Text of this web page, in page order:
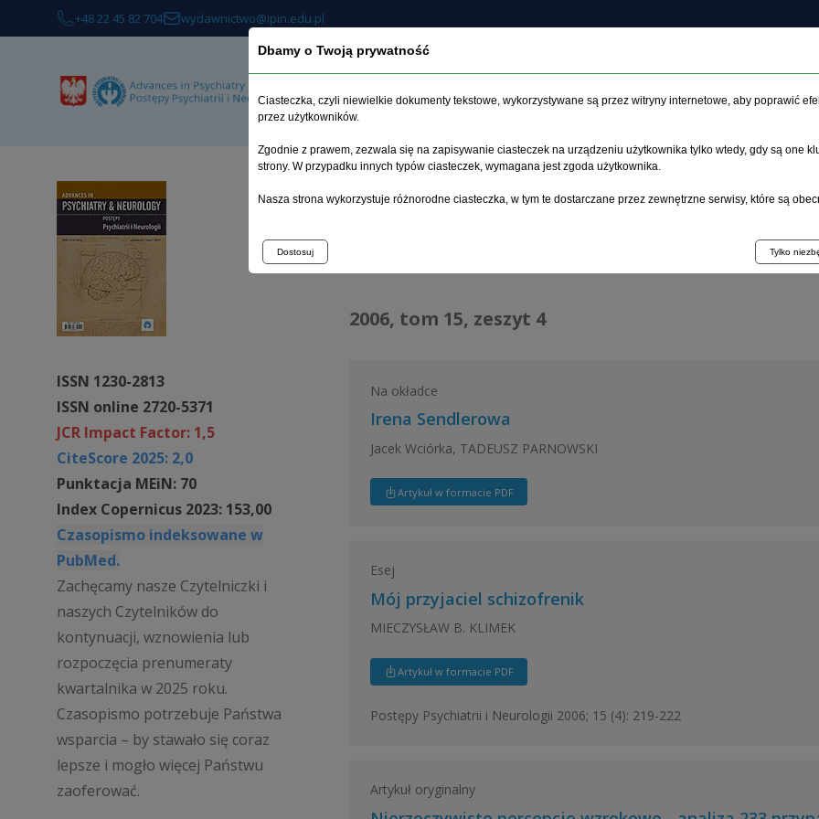
+48 22 45 82 704 wydawnictwo@ipin.edu.pl
O czasopiśmie Archiwum Etyka Instrukcja dla
ISSN 1230-2813
ISSN online 2720-5371
JCR Impact Factor: 1,5
CiteScore 2025: 2,0
Punktacja MEiN: 70
Index Copernicus 2023: 153,00
Czasopismo indeksowane w
PubMed.
Zachęcamy nasze Czytelniczki i
naszych Czytelników do
kontynuacji, wznowienia lub
rozpoczęcia prenumeraty
kwartalnika w 2025 roku.
Czasopismo potrzebuje Państwa
wsparcia – by stawało się coraz
lepsze i mogło więcej Państwu
zaoferować.
Strona główna >Archiwum>zeszyt 4
2006, tom 15, zeszyt 4
Na okładce
Irena Sendlerowa
Jacek Wciórka, TADEUSZ PARNOWSKI
Artykuł w formacie PDF
Esej
Mój przyjaciel schizofrenik
MIECZYSŁAW B. KLIMEK
Artykuł w formacie PDF
Postępy Psychiatrii i Neurologii 2006; 15 (4): 219-222
Artykuł oryginalny
Dbamy o Twoją prywatność
Ciasteczka, czyli niewielkie dokumenty tekstowe, wykorzystywane są przez witryny internetowe, aby poprawić
przez użytkowników.
Zgodnie z prawem, zezwala się na zapisywanie ciasteczek na urządzeniu użytkownika tylko wtedy, gdy są one
strony. W przypadku innych typów ciasteczek, wymagana jest zgoda użytkownika.
Nasza strona wykorzystuje różnorodne ciasteczka, w tym te dostarczane przez zewnętrzne serwisy, które są
Dostosuj Tylko